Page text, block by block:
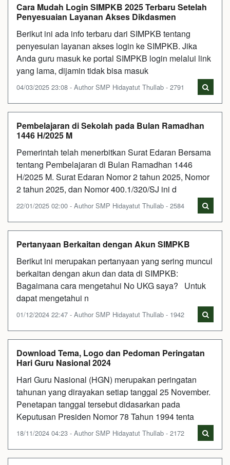
Cara Mudah Login SIMPKB 2025 Terbaru Setelah
Penyesuaian Layanan Akses Dikdasmen
Berikut ini ada info terbaru dari SIMPKB tentang
penyesuian layanan akses login ke SIMPKB. Jika
Anda guru masuk ke portal SIMPKB login melalui link
yang lama, dijamin tidak bisa masuk
04/03/2025 23:08 - Author SMP Hidayatut Thullab - 2791
Pembelajaran di Sekolah pada Bulan Ramadhan
1446 H/2025 M
Pemerintah telah menerbitkan Surat Edaran Bersama
tentang Pembelajaran di Bulan Ramadhan 1446
H/2025 M. Surat Edaran Nomor 2 tahun 2025, Nomor
2 tahun 2025, dan Nomor 400.1/320/SJ ini d
22/01/2025 02:00 - Author SMP Hidayatut Thullab - 2584
Pertanyaan Berkaitan dengan Akun SIMPKB
Berikut ini merupakan pertanyaan yang sering muncul
berkaitan dengan akun dan data di SIMPKB:
Bagaimana cara mengetahui No UKG saya? Untuk
dapat mengetahui n
01/12/2024 22:47 - Author SMP Hidayatut Thullab - 1942
Download Tema, Logo dan Pedoman Peringatan
Hari Guru Nasional 2024
Hari Guru Nasional (HGN) merupakan peringatan
tahunan yang dirayakan setiap tanggal 25 November.
Penetapan tanggal tersebut didasarkan pada
Keputusan Presiden Nomor 78 Tahun 1994 tenta
18/11/2024 04:23 - Author SMP Hidayatut Thullab - 2172